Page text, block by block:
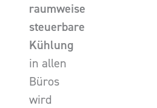
raumweise
steuerbare
Kühlung
in allen
Büros
wird